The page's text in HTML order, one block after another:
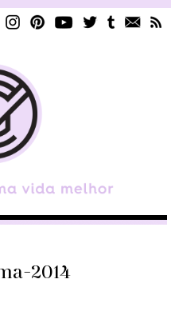
2014